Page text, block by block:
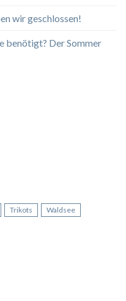
wir geschlossen!
benötigt? Der Sommer
Trikots Waldsee